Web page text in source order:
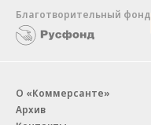
Благотворительный фонд
О «Коммерсанте»
Архив